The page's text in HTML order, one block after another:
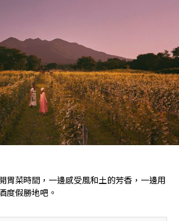
胃菜時間，一邊感受風和土的芳香，一邊用
度假勝地吧。